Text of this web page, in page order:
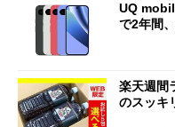
UQ
で2年間
楽天週間
のスッキ